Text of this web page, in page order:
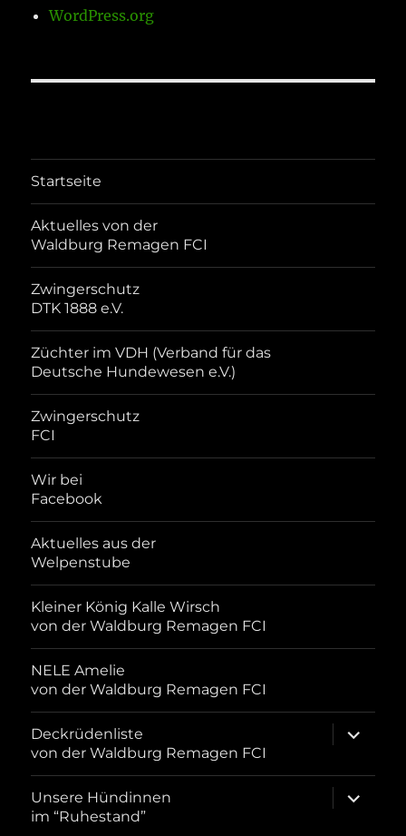
WordPress.org
Startseite
Aktuelles von der
Waldburg Remagen FCI
Zwingerschutz
DTK 1888 e.V.
Züchter im VDH (Verband für das
Deutsche Hundewesen e.V.)
Zwingerschutz
FCI
Wir bei
Facebook
Aktuelles aus der
Welpenstube
Kleiner König Kalle Wirsch
von der Waldburg Remagen FCI
NELE Amelie
von der Waldburg Remagen FCI
Deckrüdenliste
von der Waldburg Remagen FCI
öffnen
Unsere Hündinnen
im “Ruhestand”
öffnen